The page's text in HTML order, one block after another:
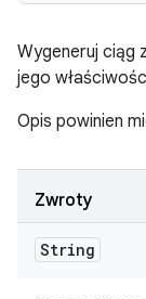
Wygeneruj ciąg
jego
Opis powinien
Zwroty
String